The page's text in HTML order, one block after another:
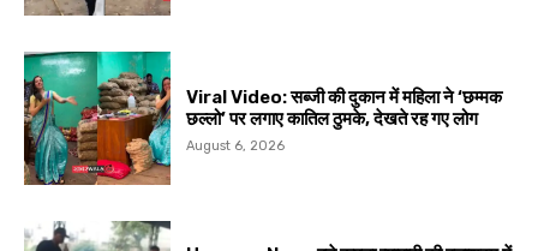
Viral Video: सब्जी की दुकान में महिला ने ‘छम्मक
छल्लो’ पर लगाए कातिल ठुमके, देखते रह गए लोग
August 6, 2026